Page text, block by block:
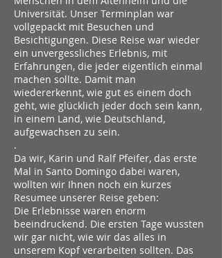
Universität. Unser Terminplan war
vollgepackt mit Besuchen und
Besichtigungen. Diese Reise war wieder
ein unvergessliches Erlebnis, mit
Erfahrungen, die jeder eigentlich einmal
machen sollte. Damit man
wiedererkennt, wie gut es einem doch
geht, wie glücklich jeder doch sein kann,
in einem Land, wie Deutschland,
aufgewachsen zu sein.
.
Da wir, Karin und Ralf Pfeifer, das erste
Mal in Santo Domingo dabei waren,
wollten wir Ihnen noch ein kurzes
Resumee unserer Reise geben:
Die Erlebnisse waren enorm
beeindruckend. Die ersten Tage wussten
wir gar nicht, wie wir das alles in
unserem Kopf verarbeiten sollten. Das